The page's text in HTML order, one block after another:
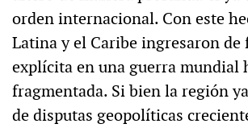
orden internacional. Con este
Latina y el Caribe ingresaron de
explícita en una guerra mundial
fragmentada. Si bien la región
de disputas geopolíticas